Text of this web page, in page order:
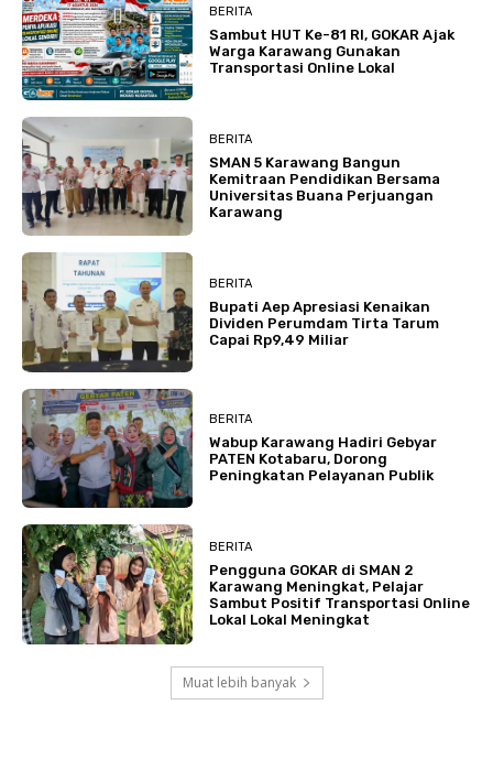
BERITA
Sambut HUT Ke-81 RI, GOKAR Ajak
Warga Karawang Gunakan
Transportasi Online Lokal
BERITA
SMAN 5 Karawang Bangun
Kemitraan Pendidikan Bersama
Universitas Buana Perjuangan
Karawang
BERITA
Bupati Aep Apresiasi Kenaikan
Dividen Perumdam Tirta Tarum
Capai Rp9,49 Miliar
BERITA
Wabup Karawang Hadiri Gebyar
PATEN Kotabaru, Dorong
Peningkatan Pelayanan Publik
BERITA
Pengguna GOKAR di SMAN 2
Karawang Meningkat, Pelajar
Sambut Positif Transportasi Online
Lokal Lokal Meningkat
Muat lebih banyak